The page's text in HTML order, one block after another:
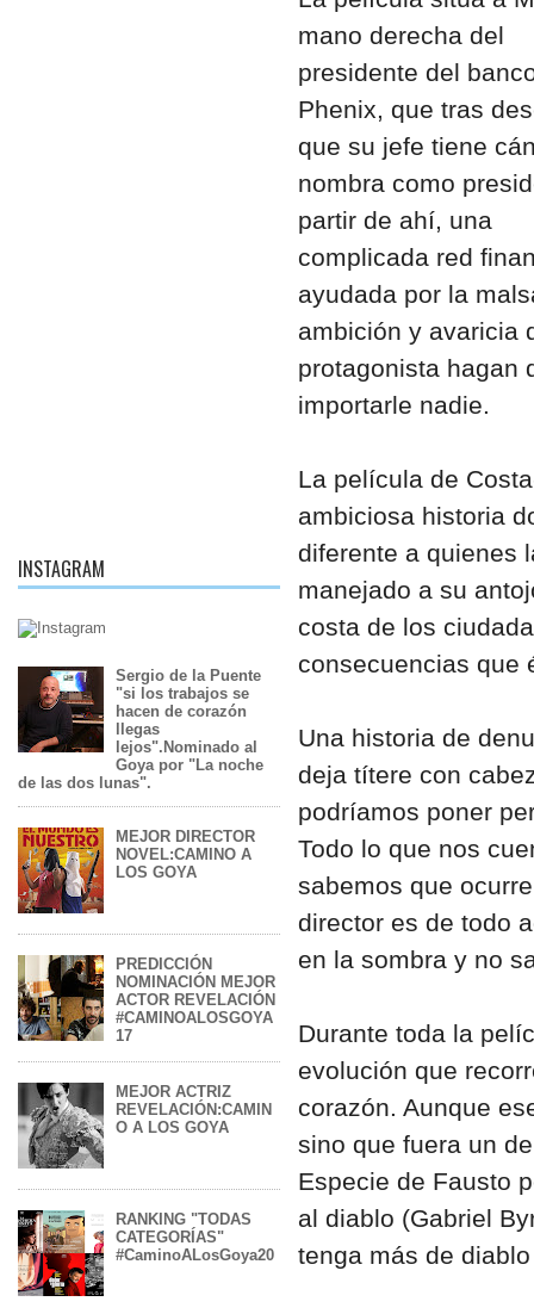
INSTAGRAM
Sergio de la Puente
"si los trabajos se
hacen de corazón
llegas
lejos".Nominado al
Goya por "La noche
de las dos lunas".
MEJOR DIRECTOR
NOVEL:CAMINO A
LOS GOYA
PREDICCIÓN
NOMINACIÓN MEJOR
ACTOR REVELACIÓN
#CAMINOALOSGOYA
17
MEJOR ACTRIZ
REVELACIÓN:CAMIN
O A LOS GOYA
RANKING "TODAS
CATEGORÍAS"
#CaminoALosGoya20
mano derecha del
presidente del
Phenix, que tras
que su jefe tiene
nombra como
partir de ahí, una
complicada red
ayudada por la
ambición y avaricia
protagonista hagan
importarle nadie.
La película de
ambiciosa historia
diferente a quienes
manejado a su
costa de los
consecuencias que
Una historia de
deja títere con
podríamos poner
Todo lo que nos
sabemos que
director es de todo
en la sombra y no
Durante toda la
evolución que
corazón. Aunque
sino que fuera un
Especie de Fausto
al diablo (Gabriel
tenga más de